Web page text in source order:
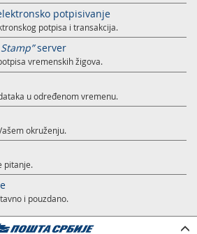
potpisivanje
potpisa i transakcija.
server
vremenskih žigova.
u određenom vremenu.
okruženju.
pitanje.
i pouzdano.